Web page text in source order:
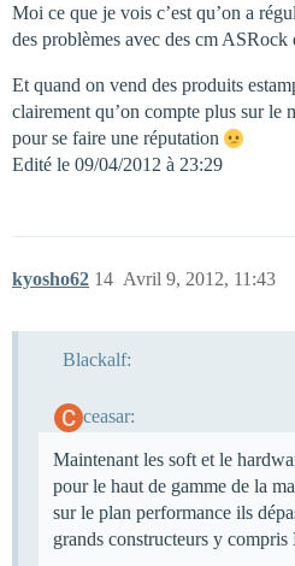
Moi ce que je vois c’est qu’on a
des problèmes avec des cm ASRock
Et quand on vend des produits
clairement qu’on compte plus sur le
pour se faire une réputation
Edité le 09/04/2012 à 23:29
kyosho62 Avril 9, 2012, 11:43
14
Blackalf:
ceasar:
Maintenant les soft et le
pour le haut de gamme de la
sur le plan performance ils
grands constructeurs y